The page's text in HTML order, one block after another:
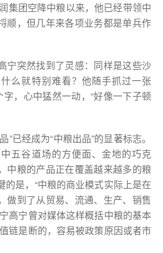
集团空降中粮以来，他已经带领中
顺，但几年来各项业务都是单兵作
宁突然找到了灵感：同样是这些沙
么就特别难看？他随手抓过一张
字，心中猛然一动，“好像一下子顿
”已经成为“中粮出品”的显著标志。
五谷道场的方便面、金地的巧克
中粮的产品正在覆盖越来越多的粮
的是，“中粮的商业模式实际上是在
做到了从贸易、流通、生产、销售
高宁曾对媒体这样概括中粮的基本
链是断的，容易被政策原因或者市